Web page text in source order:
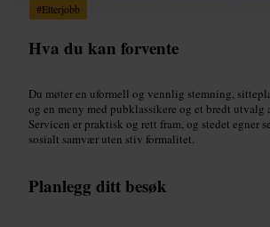
#Etterjobb
Hva du kan forvente
Du møter en uformell og vennlig stemning,
og en meny med pubklassikere og et bredt utvalg
Servicen er praktisk og rett fram, og stedet egner
sosialt samvær uten stiv formalitet.
Planlegg ditt besøk